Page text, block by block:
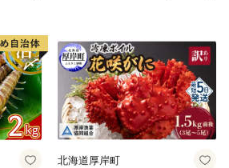
かに
小ぶ
海鮮
旨み
グル
北海道厚岸町